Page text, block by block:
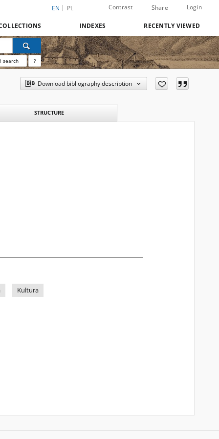
EN PL Contrast Share Login
INDEXES RECENTLY VIEWED
search ?
Download bibliography description
STRUCTURE
Kultura